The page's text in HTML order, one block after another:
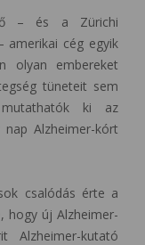
– és a Zürichi
amerikai cég egyik
olyan embereket
tüneteit sem
ki az
Alzheimer-kórt
csalódás érte a
hogy új Alzheimer-
Alzheimer-kutató